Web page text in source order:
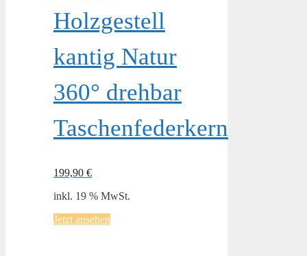
Holzgestell
kantig Natur
360° drehbar
Taschenfederkern
199,90 €
inkl. 19 % MwSt.
Jetzt ansehen